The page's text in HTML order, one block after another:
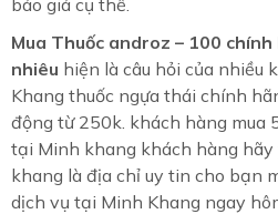
Mua Thuốc androz – 100
nhiêu hiện là câu hỏi của nhiều
Khang thuốc ngựa thái chính
động từ 250k. khách hàng mua
tại Minh khang khách hàng
khang là địa chỉ uy tin cho bạn
dịch vụ tại Minh Khang ngay